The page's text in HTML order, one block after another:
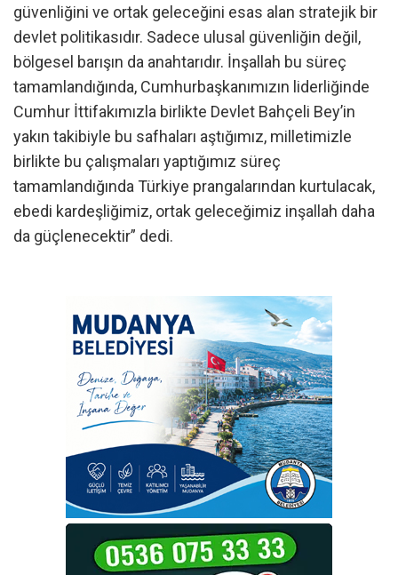
güvenliğini ve ortak geleceğini esas alan stratejik bir
devlet politikasıdır. Sadece ulusal güvenliğin değil,
bölgesel barışın da anahtarıdır. İnşallah bu süreç
tamamlandığında, Cumhurbaşkanımızın liderliğinde
Cumhur İttifakımızla birlikte Devlet Bahçeli Bey’in
yakın takibiyle bu safhaları aştığımız, milletimizle
birlikte bu çalışmaları yaptığımız süreç
tamamlandığında Türkiye prangalarından kurtulacak,
ebedi kardeşliğimiz, ortak geleceğimiz inşallah daha
da güçlenecektir” dedi.